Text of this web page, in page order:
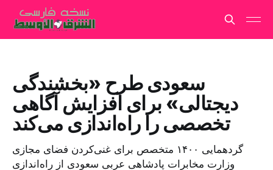
سعودی طرح «بخشندگی
دیجتالی» برای افزایش آگاهی
تخصصی را راه‌اندازی می‌کند
گردهمایی ۱۴۰۰ متخصص برای غنی‌کردن فضای مجازی
وزارت مخابرات پادشاهی عربی سعودی از راه‌اندازی